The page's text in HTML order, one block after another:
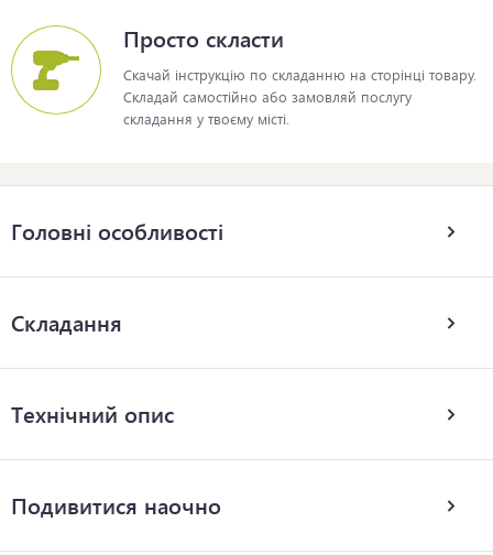
Головні особливості
Складання
Технічний опис
Подивитися наочно
Просто скласти
Скачай інструкцію по складанню на сторінці товару.
Складай самостійно або замовляй послугу
складання у твоєму місті.